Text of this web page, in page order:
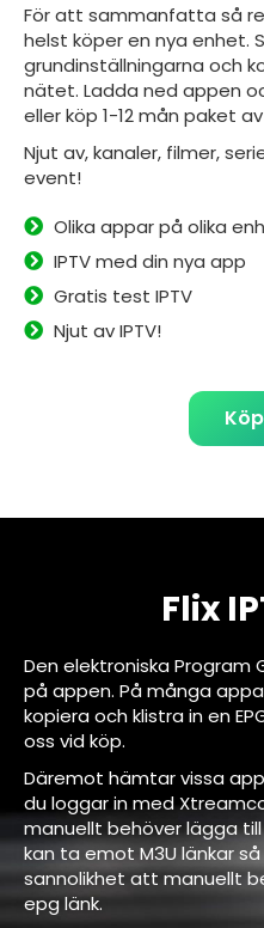
För att sammanfatta så
helst köper en nya enhet.
grundinställningarna och
nätet. Ladda ned appen
eller köp 1-12 mån paket
Njut av, kanaler, filmer,
event!
Olika appar på olika
IPTV med din nya app
Gratis test IPTV
Njut av IPTV!
Flix
Den elektroniska Program
på appen. På många
kopiera och klistra in en
oss vid köp.
Däremot hämtar vissa
du loggar in med
manuellt behöver lägga
kan ta emot M3U länkar
sannolikhet att manuellt
epg länk.